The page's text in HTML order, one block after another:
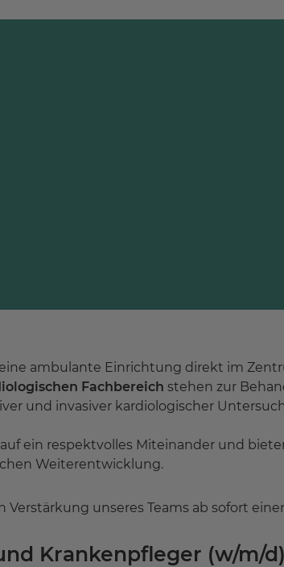
ambulante Einrichtung direkt im
Fachbereich stehen zur
und invasiver kardiologischer
ein respektvolles Miteinander und
Weiterentwicklung.
Verstärkung unseres Teams ab sofort
Krankenpfleger (w/m/d)